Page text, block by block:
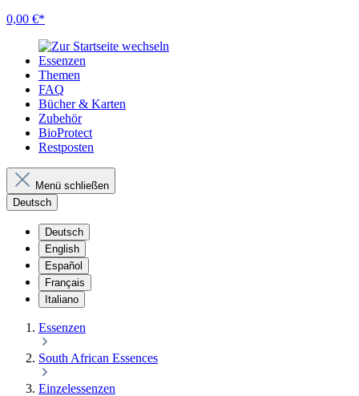
0,00 €*
Essenzen
Themen
FAQ
Bücher & Karten
Zubehör
BioProtect
Restposten
Menü schließen
Deutsch
Deutsch
English
Español
Français
Italiano
Essenzen
South African Essences
Einzelessenzen